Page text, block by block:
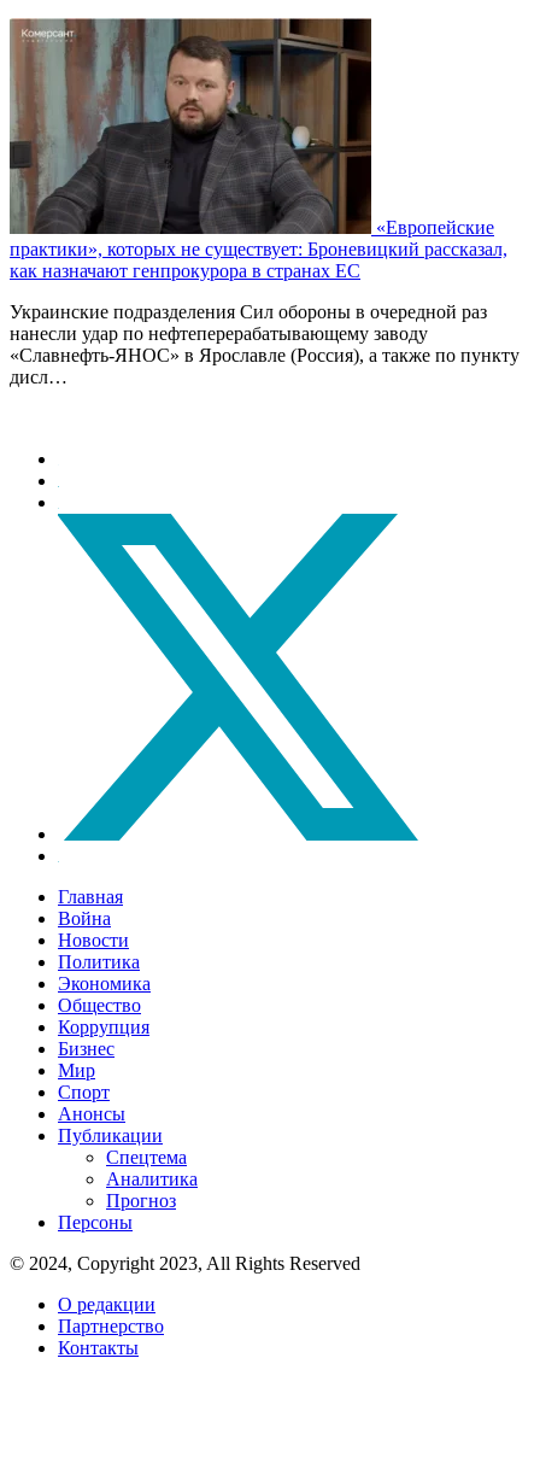
«Европейские
практики», которых не существует: Броневицкий рассказал,
как назначают генпрокурора в странах ЕС
Украинские подразделения Сил обороны в очередной раз
нанесли удар по нефтеперерабатывающему заводу
«Славнефть-ЯНОС» в Ярославле (Россия), а также по пункту
дисл…
Главная
Война
Новости
Политика
Экономика
Общество
Коррупция
Бизнес
Мир
Спорт
Анонсы
Публикации
Спецтема
Аналитика
Прогноз
Персоны
© 2024, Copyright 2023, All Rights Reserved
О редакции
Партнерство
Контакты